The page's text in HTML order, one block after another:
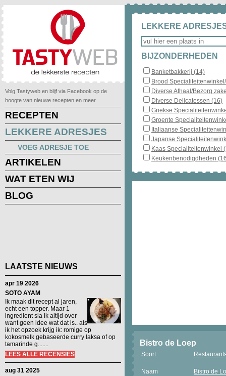
Volg Tastyweb en blijf via Facebook op de
hoogte van nieuwe recepten en meer.
RECEPTEN
LEKKERE ADRESJES
VOEG ADRESJE TOE
ARTIKELEN
WAT ETEN WIJ
BLOG
LAATSTE NIEUWS
apr 19 2026
SOTO AYAM
Ik maak dit recept al jaren,
echt een topper. Maar 1
ingredient sla ik altijd over
want geen idee wat dat is.. als
ik het opzoek krijg ik: romige op
kokosmelk gebaseerde curry laksa of op
tamarinde g.......
LEES ALLE RECENSIES
aug 31 2025
LEKKERE
BIJZONDERHEDEN
Banketbakkerij (14)
Brood
Diverse Afhaal/Bezorg
Diverse Delicatessen (16)
Griekse
Groente
Italiaanse
Japanse
Kaas Specialiteitenwinkel
Keukenbenodigdheden
Bistro de Loep
Soort
Naam Bistro de